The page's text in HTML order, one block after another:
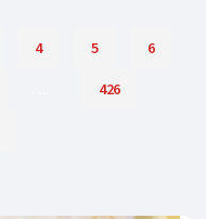
4 5 6
426